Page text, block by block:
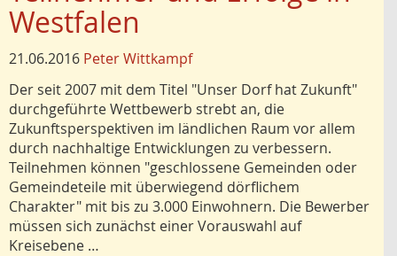
Westfalen
21.06.2016 Peter Wittkampf
Der seit 2007 mit dem Titel "Unser Dorf hat Zukunft"
durchgeführte Wettbewerb strebt an, die
Zukunftsperspektiven im ländlichen Raum vor allem
durch nachhaltige Entwicklungen zu verbessern.
Teilnehmen können "geschlossene Gemeinden oder
Gemeindeteile mit überwiegend dörflichem
Charakter" mit bis zu 3.000 Einwohnern. Die Bewerber
müssen sich zunächst einer Vorauswahl auf
Kreisebene …